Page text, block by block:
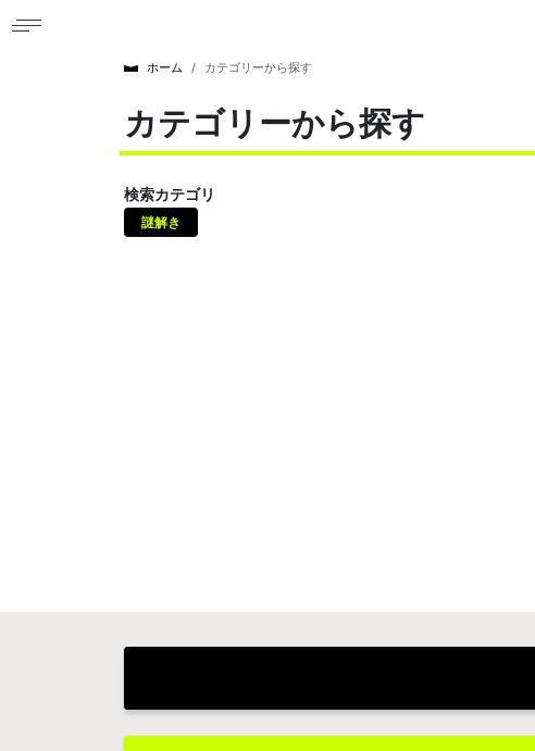
ホーム カテゴリーから探す
カテゴリーから探す
検索カテゴリ
謎解き